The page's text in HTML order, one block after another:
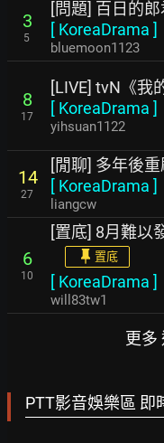
3
5
[問題] 百日的
[ KoreaDrama ]
bluemoon1123
8
17
[LIVE] tvN《我
[ KoreaDrama ]
yihsuan1122
14
27
[閒聊] 多年後
[ KoreaDrama ]
liangcw
6
10
[置底] 8月難以
置底
[ KoreaDrama ]
will83tw1
更多
PTT影音娛樂區 即